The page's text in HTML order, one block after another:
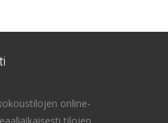
online-